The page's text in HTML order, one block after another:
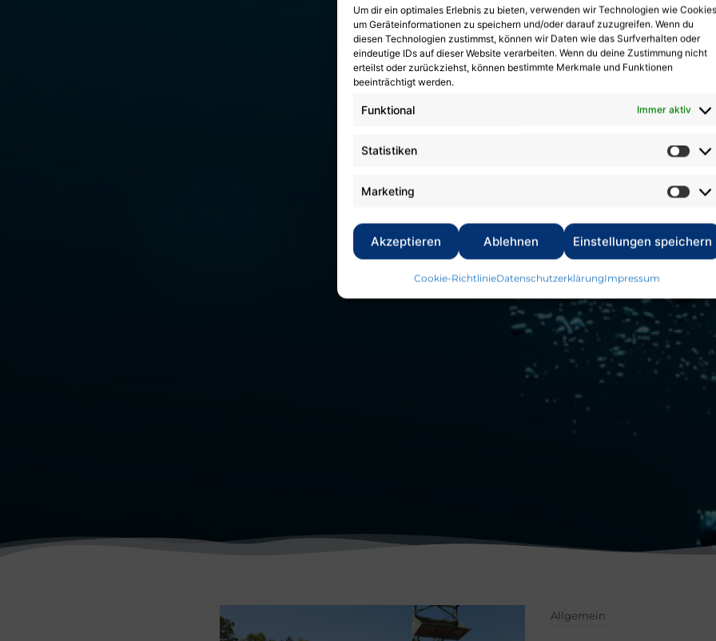
Um dir ein optimales Erlebnis zu bieten, verwenden wir Technologien wie
um Geräteinformationen zu speichern und/oder darauf zuzugreifen. Wenn du
diesen Technologien zustimmst, können wir Daten wie das Surfverhalten oder
eindeutige IDs auf dieser Website verarbeiten. Wenn du deine Zustimmung nicht
erteilst oder zurückziehst, können bestimmte Merkmale und Funktionen
beeinträchtigt werden.
Funktional Immer aktiv
Statistiken
Marketing
Akzeptieren Ablehnen Einstellungen speichern
Cookie-RichtlinieDatenschutzerklärungImpressum
Allgemein